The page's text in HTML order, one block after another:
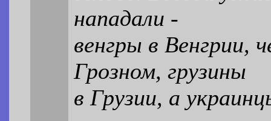
нападали -
венгры в Венгрии,
Грозном, грузины
в Грузии, а